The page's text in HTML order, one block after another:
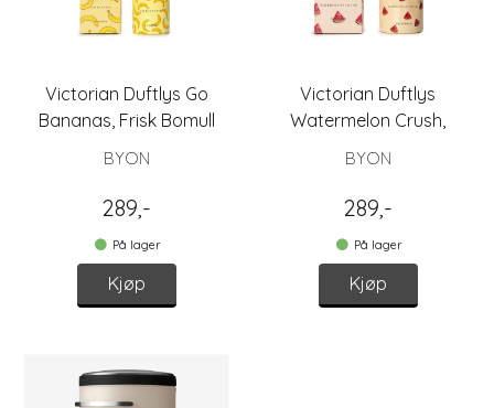
Victorian Duftlys Go
Bananas, Frisk Bomull
BYON
289,-
På lager
Kjøp
Victorian Duftlys
Watermelon Crush,
BYON
289,-
På lager
Kjøp